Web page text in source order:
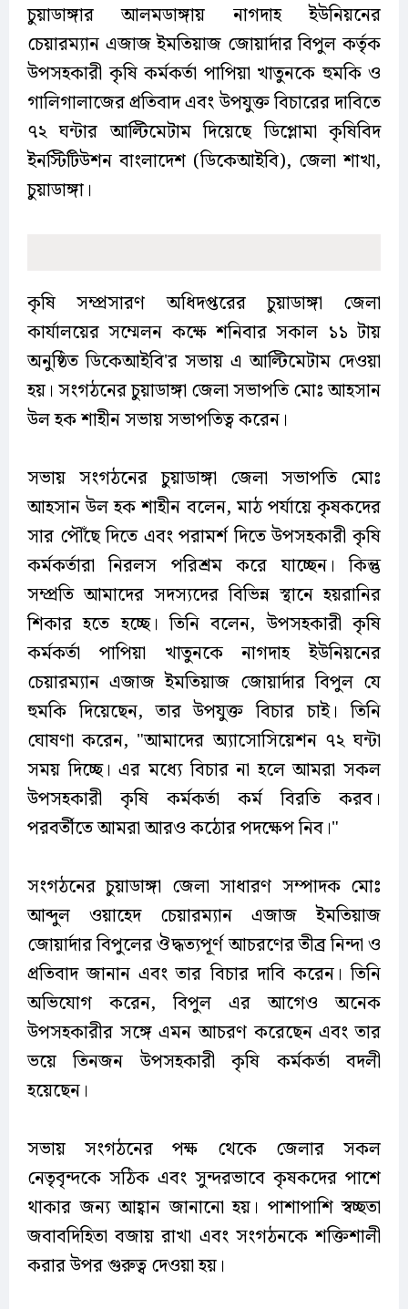
চুয়াডাঙ্গার আলমডাঙ্গায় নাগদাহ ইউনিয়নের
চেয়ারম্যান এজাজ ইমতিয়াজ জোয়ার্দার বিপুল কর্তৃক
উপসহকারী কৃষি কর্মকর্তা পাপিয়া খাতুনকে হুমকি ও
গালিগালাজের প্রতিবাদ এবং উপযুক্ত বিচারের দাবিতে
৭২ ঘন্টার আল্টিমেটাম দিয়েছে ডিপ্লোমা কৃষিবিদ
ইনস্টিটিউশন বাংলাদেশ (ডিকেআইবি), জেলা শাখা,
চুয়াডাঙ্গা।
কৃষি সম্প্রসারণ অধিদপ্তরের চুয়াডাঙ্গা জেলা
কার্যালয়ের সম্মেলন কক্ষে শনিবার সকাল ১১ টায়
অনুষ্ঠিত ডিকেআইবি'র সভায় এ আল্টিমেটাম দেওয়া
হয়। সংগঠনের চুয়াডাঙ্গা জেলা সভাপতি মোঃ আহসান
উল হক শাহীন সভায় সভাপতিত্ব করেন।
সভায় সংগঠনের চুয়াডাঙ্গা জেলা সভাপতি মোঃ
আহসান উল হক শাহীন বলেন, মাঠ পর্যায়ে কৃষকদের
সার পৌঁছে দিতে এবং পরামর্শ দিতে উপসহকারী কৃষি
কর্মকর্তারা নিরলস পরিশ্রম করে যাচ্ছেন। কিন্তু
সম্প্রতি আমাদের সদস্যদের বিভিন্ন স্থানে হয়রানির
শিকার হতে হচ্ছে। তিনি বলেন, উপসহকারী কৃষি
কর্মকর্তা পাপিয়া খাতুনকে নাগদাহ ইউনিয়নের
চেয়ারম্যান এজাজ ইমতিয়াজ জোয়ার্দার বিপুল যে
হুমকি দিয়েছেন, তার উপযুক্ত বিচার চাই। তিনি
ঘোষণা করেন, "আমাদের অ্যাসোসিয়েশন ৭২ ঘন্টা
সময় দিচ্ছে। এর মধ্যে বিচার না হলে আমরা সকল
উপসহকারী কৃষি কর্মকর্তা কর্ম বিরতি করব।
পরবর্তীতে আমরা আরও কঠোর পদক্ষেপ নিব।"
সংগঠনের চুয়াডাঙ্গা জেলা সাধারণ সম্পাদক মোঃ
আব্দুল ওয়াহেদ চেয়ারম্যান এজাজ ইমতিয়াজ
জোয়ার্দার বিপুলের ঔদ্ধত্যপূর্ণ আচরণের তীব্র নিন্দা ও
প্রতিবাদ জানান এবং তার বিচার দাবি করেন। তিনি
অভিযোগ করেন, বিপুল এর আগেও অনেক
উপসহকারীর সঙ্গে এমন আচরণ করেছেন এবং তার
ভয়ে তিনজন উপসহকারী কৃষি কর্মকর্তা বদলী
হয়েছেন।
সভায় সংগঠনের পক্ষ থেকে জেলার সকল
নেতৃবৃন্দকে সঠিক এবং সুন্দরভাবে কৃষকদের পাশে
থাকার জন্য আহ্বান জানানো হয়। পাশাপাশি স্বচ্ছতা
জবাবদিহিতা বজায় রাখা এবং সংগঠনকে শক্তিশালী
করার উপর গুরুত্ব দেওয়া হয়।